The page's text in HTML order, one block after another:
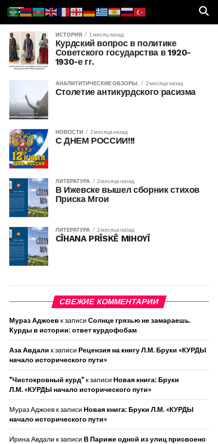
ИСТОРИЯ 1 месяц назад
Курдский вопрос в политике
Советского государства в 1920-
1930-е гг.
АНАЛИТИТИЧЕСКИЕ ОБЗОРЫ. 2 месяца назад
Столетие антикурдского расизма
НОВОСТИ 2 месяца назад
С ДНЕМ РОССИИ!!!
ЛИТЕРАТУРА 2 месяца назад
В Ижевске вышел сборник стихов
Приска Мгои
ЛИТЕРАТУРА 2 месяца назад
CÎHANA PRÎSKÊ MIHOYÎ
СВЕЖИЕ КОММЕНТАРИИ
Мураз Аджоев к записи Солнце грязью не замараешь.
Курды в истории: ответ курдофобам
Аза Авдали к записи Рецензия на книгу Л.М. Бруки «КУРДЫ
начало исторического пути»
"Чистокровный курд" к записи Новая книга: Бруки
Л.М. «КУРДЫ начало исторического пути»
Мураз Аджоевк записи Новая книга: Бруки Л.М. «КУРДЫ
начало исторического пути»
Ирина Авдали к записи В Париже одной из улиц присвоено